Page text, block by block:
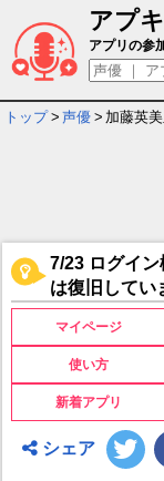
アプ
加藤英
アプリの参
トップ > 声優 > 加藤英
7/23 ログイ
は復旧してい
マイページ
使い方
新着アプリ
シェア